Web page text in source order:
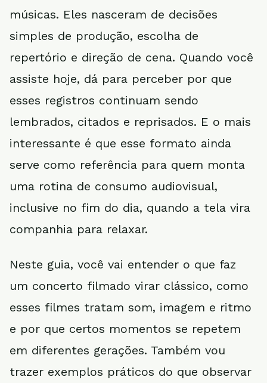
músicas. Eles nasceram de decisões
simples de produção, escolha de
repertório e direção de cena. Quando você
assiste hoje, dá para perceber por que
esses registros continuam sendo
lembrados, citados e reprisados. E o mais
interessante é que esse formato ainda
serve como referência para quem monta
uma rotina de consumo audiovisual,
inclusive no fim do dia, quando a tela vira
companhia para relaxar.
Neste guia, você vai entender o que faz
um concerto filmado virar clássico, como
esses filmes tratam som, imagem e ritmo
e por que certos momentos se repetem
em diferentes gerações. Também vou
trazer exemplos práticos do que observar